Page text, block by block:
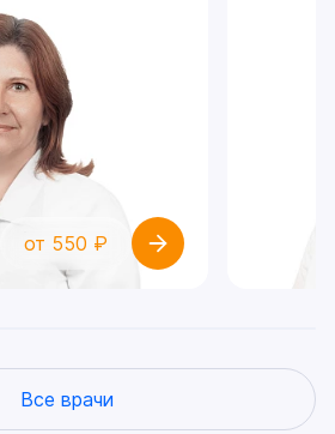
от 550 ₽
Все врачи